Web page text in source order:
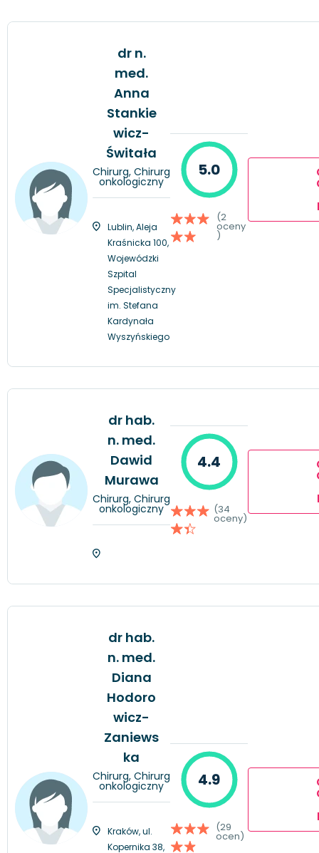
dr n.
med.
Anna
Stankie
wicz-
Świtała
Chirurg, Chirurg
onkologiczny
Lublin, Aleja
Kraśnicka 100,
Wojewódzki
Szpital
Specjalistyczny
im. Stefana
Kardynała
Wyszyńskiego
5.0
(2
oceny
)
dr hab.
n. med.
Dawid
Murawa
Chirurg, Chirurg
onkologiczny
4.4
(34
oceny)
dr hab.
n. med.
Diana
Hodoro
wicz-
Zaniews
ka
Chirurg, Chirurg
onkologiczny
Kraków, ul.
Kopernika 38,
4.9
(29
ocen)